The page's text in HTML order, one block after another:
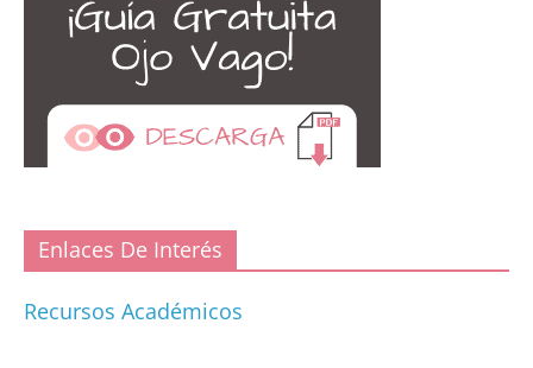
Enlaces De Interés
Recursos Académicos